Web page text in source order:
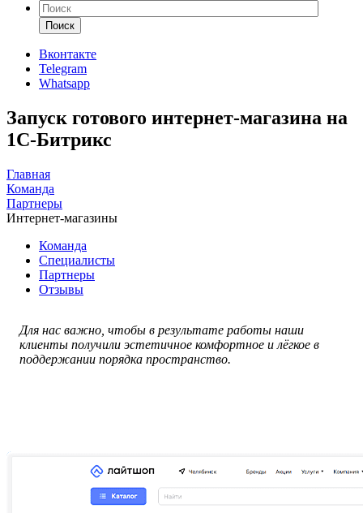
Поиск
Вконтакте
Telegram
Whatsapp
Запуск готового интернет-магазина на
1С-Битрикс
Главная
Команда
Партнеры
Интернет-магазины
Команда
Специалисты
Партнеры
Отзывы
Для нас важно, чтобы в результате работы наши
клиенты получили эстетичное комфортное и лёгкое в
поддержании порядка пространство.